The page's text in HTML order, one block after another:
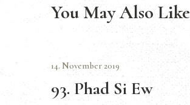
You May Also Like
14. November 2019
93. Phad Si Ew